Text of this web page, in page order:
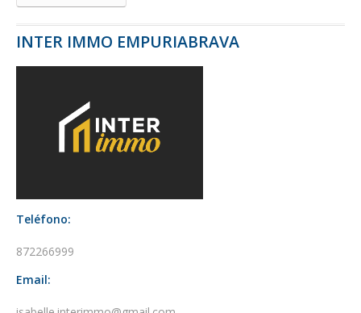
INTER IMMO EMPURIABRAVA
Teléfono:
872266999
Email: